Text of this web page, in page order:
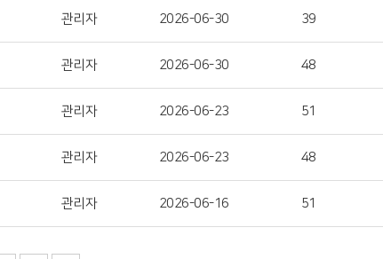
관리자 2026-06-30 39
관리자 2026-06-30 48
관리자 2026-06-23 51
관리자 2026-06-23 48
관리자 2026-06-16 51